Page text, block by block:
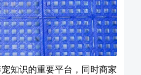
知识的重要平台，同时商家